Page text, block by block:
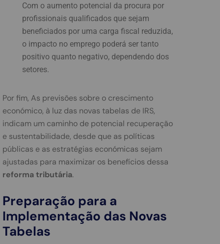
Com o aumento potencial da procura por
profissionais qualificados que sejam
beneficiados por uma carga fiscal reduzida,
o impacto no emprego poderá ser tanto
positivo quanto negativo, dependendo dos
setores.
Por fim, As previsões sobre o crescimento
económico, à luz das novas tabelas de IRS,
indicam um caminho de potencial recuperação
e sustentabilidade, desde que as políticas
públicas e as estratégias económicas sejam
ajustadas para maximizar os benefícios dessa
reforma tributária.
Preparação para a
Implementação das Novas
Tabelas